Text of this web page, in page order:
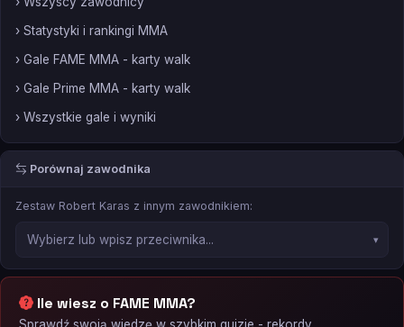
› Statystyki i rankingi MMA
› Gale FAME MMA - karty walk
› Gale Prime MMA - karty walk
› Wszystkie gale i wyniki
Porównaj zawodnika
Zestaw Robert Karas z innym zawodnikiem:
Ile wiesz o FAME MMA?